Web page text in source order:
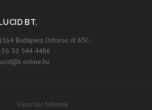
BT.
Budapest Ostoros út 65C.
30 544 4486
online.hu
Vásárlási feltétek